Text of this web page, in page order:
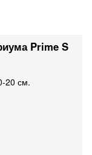
Prime S
20 см.